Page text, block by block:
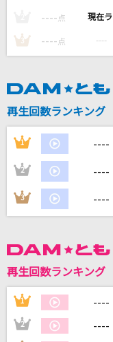
KANA-BOON
中島美嘉
[生音]チェリー
スピッツ
1986年のマリリン
本田美奈子
Superfly
[オリカラ]世界
公会堂
WANDS
---- 点 ----
3 ---- 点 ----
再生回数ランキング
1 ----
2 ----
3 ----
再生回数ランキング
1 ----
2 ----